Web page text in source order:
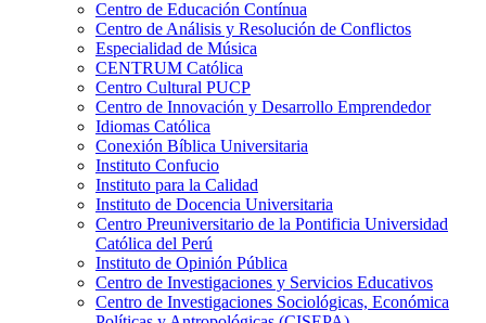
Centro de Educación Contínua
Centro de Análisis y Resolución de Conflictos
Especialidad de Música
CENTRUM Católica
Centro Cultural PUCP
Centro de Innovación y Desarrollo Emprendedor
Idiomas Católica
Conexión Bíblica Universitaria
Instituto Confucio
Instituto para la Calidad
Instituto de Docencia Universitaria
Centro Preuniversitario de la Pontificia Universidad
Católica del Perú
Instituto de Opinión Pública
Centro de Investigaciones y Servicios Educativos
Centro de Investigaciones Sociológicas, Económica